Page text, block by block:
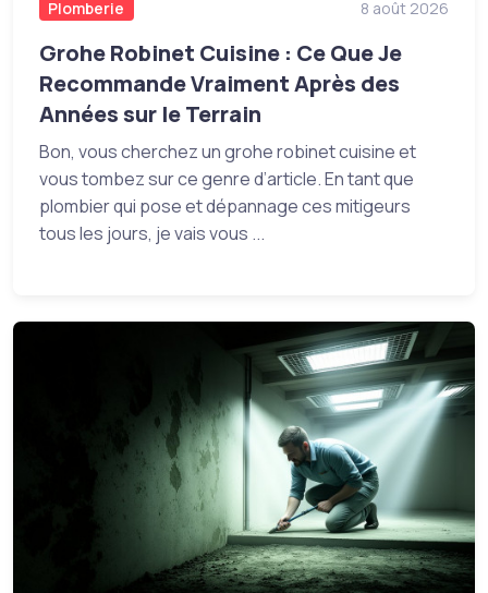
Plomberie 8 août 2026
Grohe Robinet Cuisine : Ce Que Je
Recommande Vraiment Après des
Années sur le Terrain
Bon, vous cherchez un grohe robinet cuisine et
vous tombez sur ce genre d’article. En tant que
plombier qui pose et dépannage ces mitigeurs
tous les jours, je vais vous ...